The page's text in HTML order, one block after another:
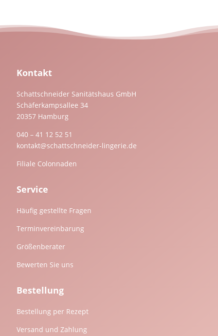
Kontakt
Schattschneider Sanitätshaus GmbH
Schäferkampsallee 34
20357 Hamburg
040 – 41 12 52 51
kontakt@schattschneider-lingerie.de
Filiale Colonnaden
Service
Häufig gestellte Fragen
Terminvereinbarung
Größenberater
Bewerten Sie uns
Bestellung
Bestellung per Rezept
Versand und Zahlung